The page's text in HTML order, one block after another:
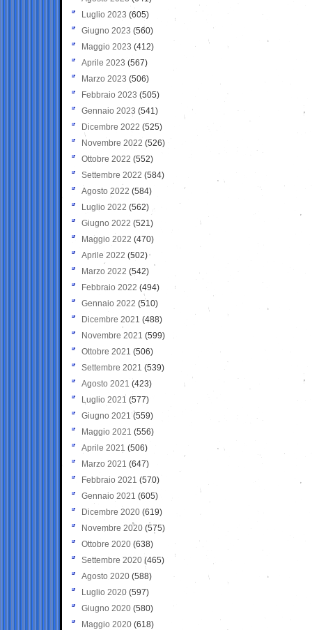
Luglio 2023 (605)
Giugno 2023 (560)
Maggio 2023 (412)
Aprile 2023 (567)
Marzo 2023 (506)
Febbraio 2023 (505)
Gennaio 2023 (541)
Dicembre 2022 (525)
Novembre 2022 (526)
Ottobre 2022 (552)
Settembre 2022 (584)
Agosto 2022 (584)
Luglio 2022 (562)
Giugno 2022 (521)
Maggio 2022 (470)
Aprile 2022 (502)
Marzo 2022 (542)
Febbraio 2022 (494)
Gennaio 2022 (510)
Dicembre 2021 (488)
Novembre 2021 (599)
Ottobre 2021 (506)
Settembre 2021 (539)
Agosto 2021 (423)
Luglio 2021 (577)
Giugno 2021(559)
Maggio 2021 (556)
Aprile 2021 (506)
Marzo 2021 (647)
Febbraio 2021 (570)
Gennaio 2021 (605)
Dicembre 2020 (619)
Novembre 2020 (575)
Ottobre 2020 (638)
Settembre 2020(465)
Agosto 2020 (588)
Luglio 2020 (597)
Giugno 2020 (580)
Maggio 2020 (618)